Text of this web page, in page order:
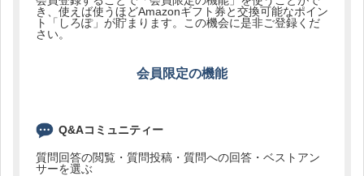
き、使えば使うほどAmazonギフト券と交換可能なポイン
ト「しろぽ」が貯まります。この機会に是非ご登録くだ
さい。
会員限定の機能
Q&Aコミュニティー
質問回答の閲覧・質問投稿・質問への回答・ベストアン
サーを選ぶ